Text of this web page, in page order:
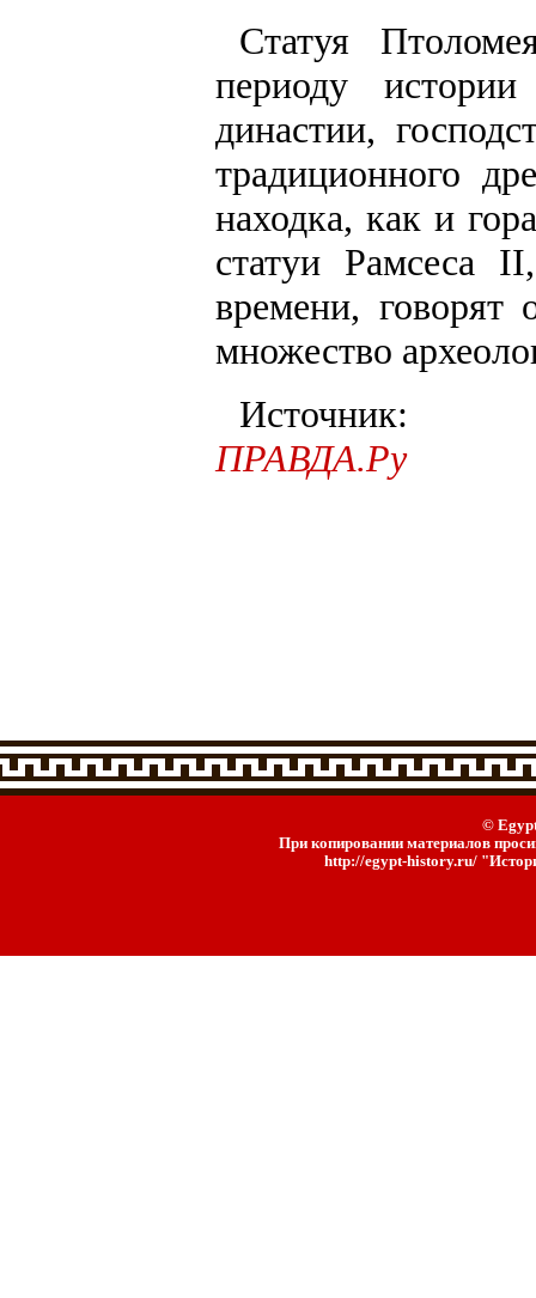
Статуя
периоду
династии,
традиционного
находка, как и
статуи Рамсеса
времени, говорят
множество
Источник:
ПРАВДА.Ру
©
При копировании материалов
http://egypt-history.ru/